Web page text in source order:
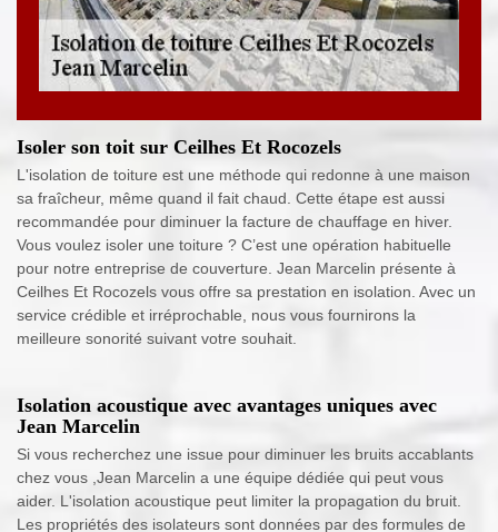
Isoler son toit sur Ceilhes Et Rocozels
L'isolation de toiture est une méthode qui redonne à une maison
sa fraîcheur, même quand il fait chaud. Cette étape est aussi
recommandée pour diminuer la facture de chauffage en hiver.
Vous voulez isoler une toiture ? C’est une opération habituelle
pour notre entreprise de couverture. Jean Marcelin présente à
Ceilhes Et Rocozels vous offre sa prestation en isolation. Avec un
service crédible et irréprochable, nous vous fournirons la
meilleure sonorité suivant votre souhait.
Isolation acoustique avec avantages uniques avec
Jean Marcelin
Si vous recherchez une issue pour diminuer les bruits accablants
chez vous ,Jean Marcelin a une équipe dédiée qui peut vous
aider. L'isolation acoustique peut limiter la propagation du bruit.
Les propriétés des isolateurs sont données par des formules de